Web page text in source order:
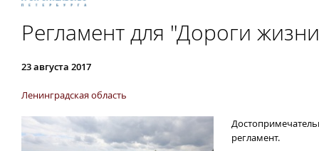
Регламент для "Дороги
23 августа 2017
Ленинградская область
регламент.